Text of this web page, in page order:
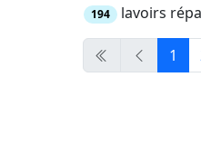
194 lavoirs
1